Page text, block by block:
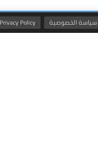
سياسة الخصوصية Privacy Policy